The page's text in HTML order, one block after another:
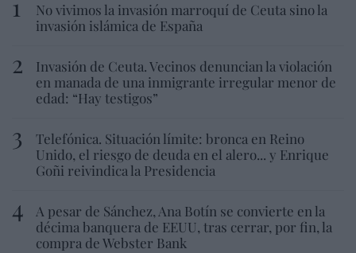
No vivimos la invasión marroquí de Ceuta sino la
invasión islámica de España
Invasión de Ceuta. Vecinos denuncian la violación
en manada de una inmigrante irregular menor de
edad: “Hay testigos”
Telefónica. Situación límite: bronca en Reino
Unido, el riesgo de deuda en el alero... y Enrique
Goñi reivindica la Presidencia
A pesar de Sánchez, Ana Botín se convierte en la
décima banquera de EEUU, tras cerrar, por fin, la
compra de Webster Bank